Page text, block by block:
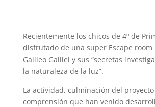
Recientemente los chicos de 4º de
disfrutado de una super Escape room
Galileo Galilei y sus “secretas
la naturaleza de la luz”.
La actividad, culminación del
comprensión que han venido